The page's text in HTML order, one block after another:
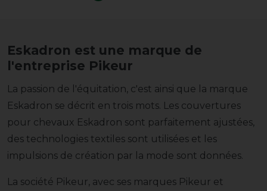
Eskadron est une marque de
l'entreprise Pikeur
La passion de l'équitation, c'est ainsi que la marque
Eskadron se décrit en trois mots. Les couvertures
pour chevaux Eskadron sont parfaitement ajustées,
des technologies textiles sont utilisées et les
impulsions de création par la mode sont données.
La société Pikeur, avec ses marques Pikeur et